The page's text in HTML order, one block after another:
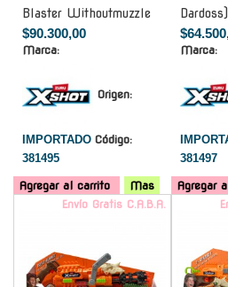
Blaster Withoutmuzzle
$90.300,00
Marca:
Origen:
IMPORTADO Código:
381495
Agregar al carrito Mas
Dardoss)
Marca:
381497
Agregar
Envío Gratis C.A.B.A.